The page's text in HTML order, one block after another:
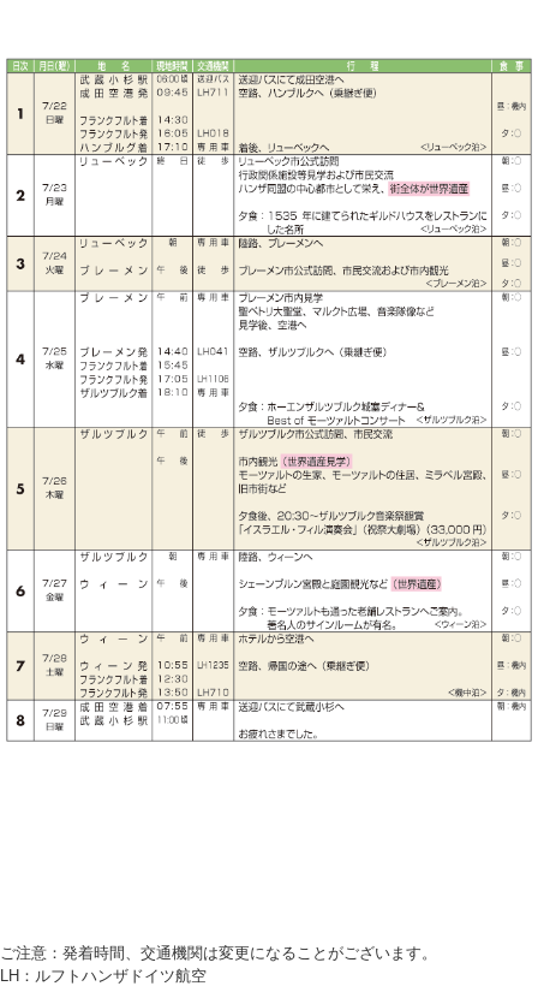
ご注意：発着時間、交通機関は変更になることがございます。
LH：ルフトハンザドイツ航空